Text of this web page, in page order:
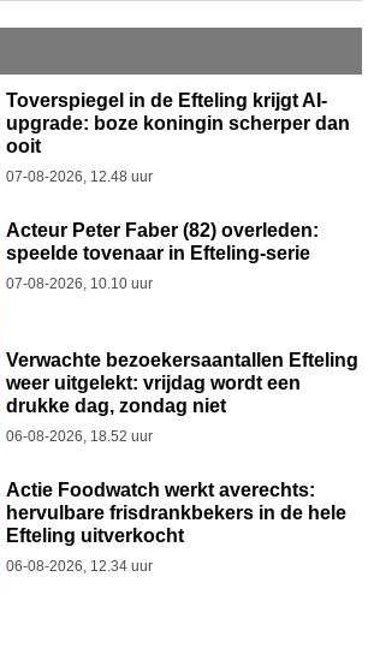
Toverspiegel in de Efteling krijgt AI-
upgrade: boze koningin scherper dan
ooit
07-08-2026, 12.48 uur
Acteur Peter Faber (82) overleden:
speelde tovenaar in Efteling-serie
07-08-2026, 10.10 uur
Verwachte bezoekersaantallen Efteling
weer uitgelekt: vrijdag wordt een
drukke dag, zondag niet
06-08-2026, 18.52 uur
Actie Foodwatch werkt averechts:
hervulbare frisdrankbekers in de hele
Efteling uitverkocht
06-08-2026, 12.34 uur